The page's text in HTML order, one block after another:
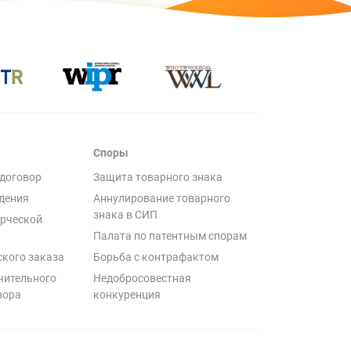
заказа
Споры
Защита товарного знака
Аннулирование товарного
знака в СИП
Палата по патентным спорам
Борьба с контрафактом
Недобросовестная
конкуренция